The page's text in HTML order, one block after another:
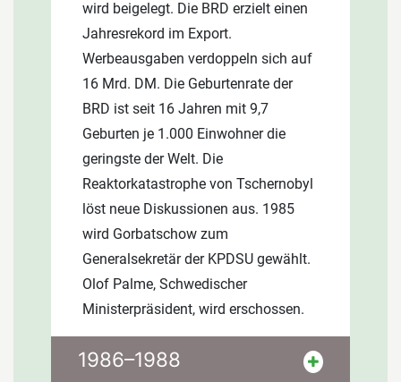
Blechdachkonstruktionen und
Fassadenprofile wird vorangetrieben.
Ein Planungsbüro mit CAD-
Workstations wird eingerichtet und in
computergesteuerte
Präzisionsmaschinen für die
Metallverarbeitung investiert. Die
Firma expandiert. Die Firmenleitung
legt großen Wert auf ein gutes
Betriebsklima. Eine betriebliche
Altersversorgung für die Mitarbeiter
und ein Jahresarbeitszeitmodell
schaffen die Grundlage gegenseitiger
Wertschätzung.
wird beigelegt. Die BRD erzielt einen
Jahresrekord im Export.
Werbeausgaben verdoppeln sich auf
16 Mrd. DM. Die Geburtenrate der
BRD ist seit 16 Jahren mit 9,7
Geburten je 1.000 Einwohner die
geringste der Welt. Die
Reaktorkatastrophe von Tschernobyl
löst neue Diskussionen aus. 1985
wird Gorbatschow zum
Generalsekretär der KPDSU gewählt.
Olof Palme, Schwedischer
Ministerpräsident, wird erschossen.
Portugal und Spanien treten der EG
bei. Der Handelstreit zwischen USA
1986–1988